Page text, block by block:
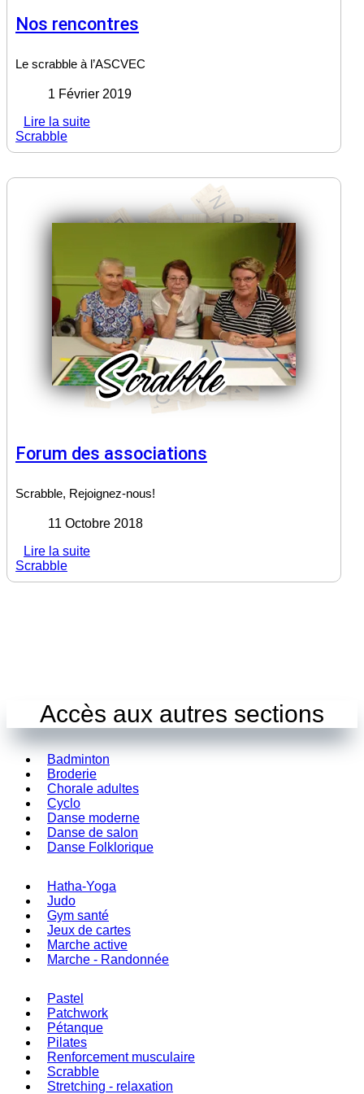
Nos rencontres
Le scrabble à l’ASCVEC
1 Février 2019
Lire la suite
Scrabble
Forum des associations
Scrabble, Rejoignez-nous!
11 Octobre 2018
Lire la suite
Scrabble
Accès aux autres sections
Badminton
Broderie
Chorale adultes
Cyclo
Danse moderne
Danse de salon
Danse Folklorique
Hatha-Yoga
Judo
Gym santé
Jeux de cartes
Marche active
Marche - Randonnée
Pastel
Patchwork
Pétanque
Pilates
Renforcement musculaire
Scrabble
Stretching - relaxation